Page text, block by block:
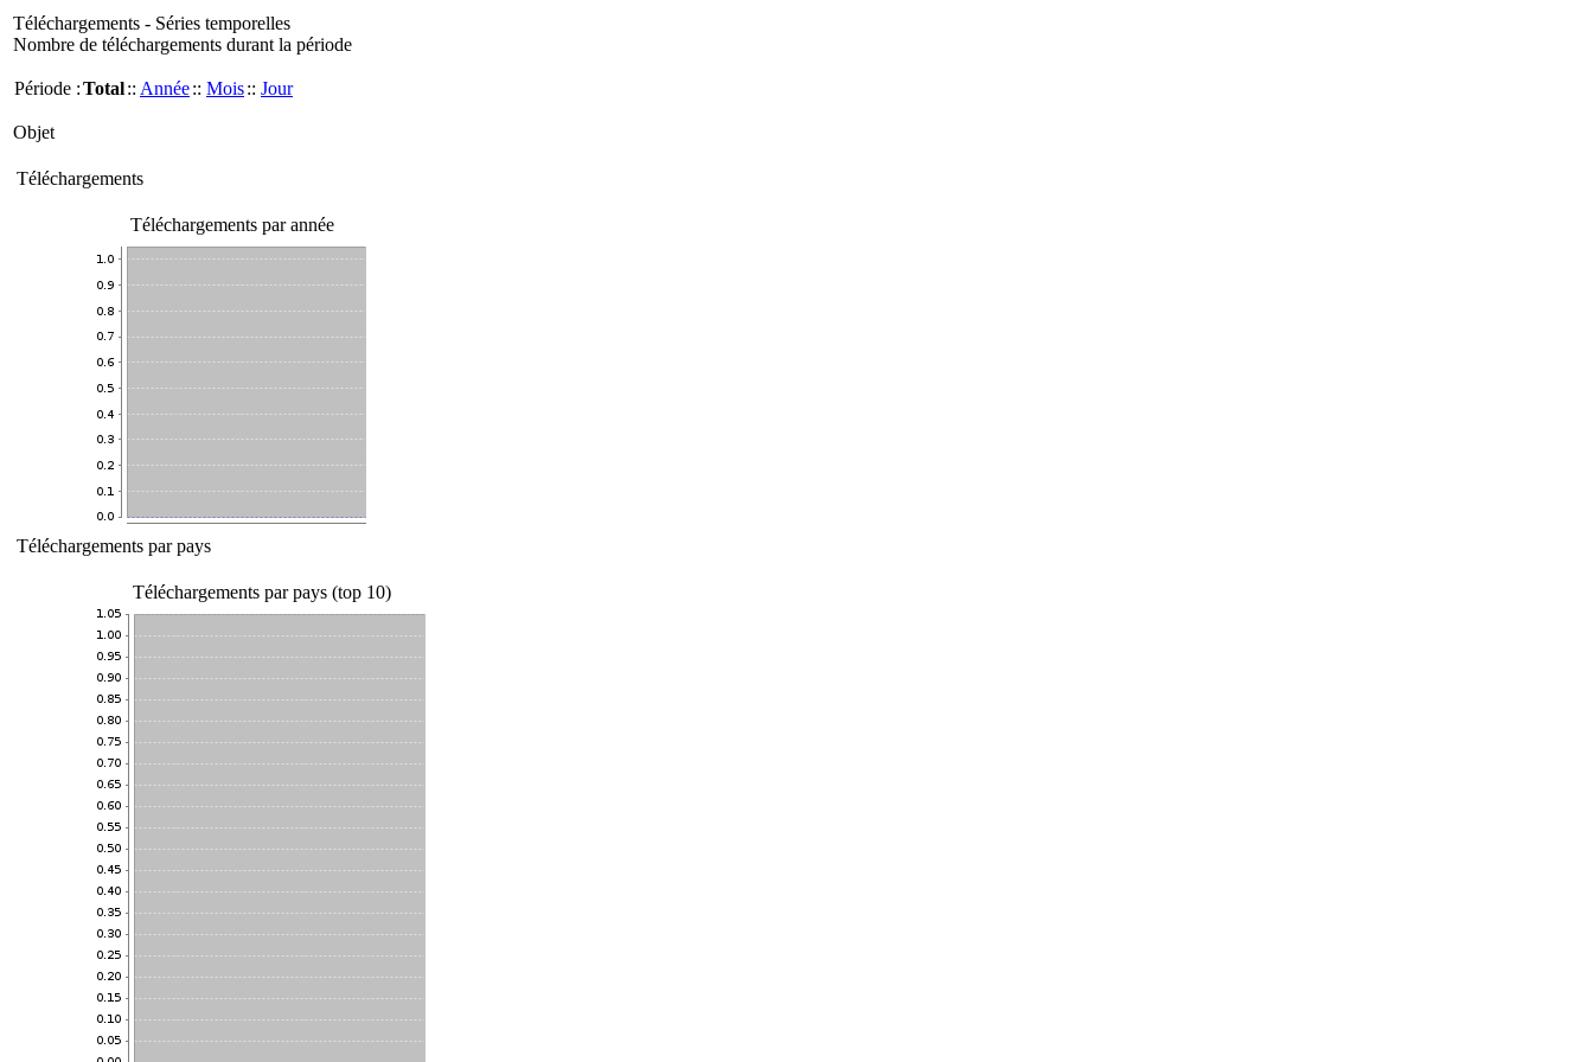
Téléchargements - Séries temporelles
Nombre de téléchargements durant la période
Période :Total:: Année:: Mois:: Jour
Objet
Téléchargements
Téléchargements par année
Téléchargements par pays
Téléchargements par pays (top 10)